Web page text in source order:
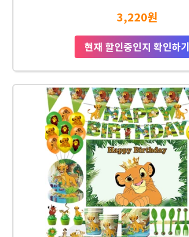
3,220원
현재 할인중인지 확인하기